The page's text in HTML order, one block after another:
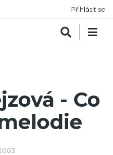
Přihlásit se
- Co